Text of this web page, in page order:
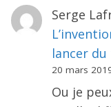
Serge
lancer
20 mars
Ou je